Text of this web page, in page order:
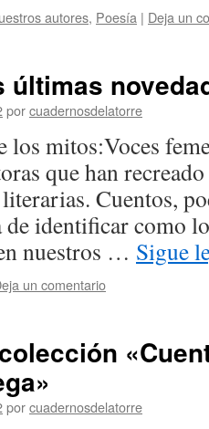
autores, Poesía | Deja un
últimas
porcuadernosdelatorre
los mitos:Voces
que han
Cuentos,
identificar como
nuestros … Sigue
un comentario
porcuadernosdelatorre